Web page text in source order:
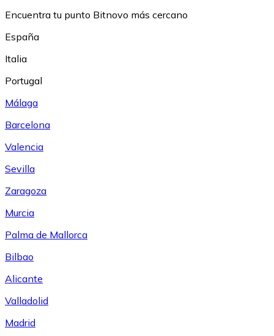
Encuentra tu punto Bitnovo más cercano
España
Italia
Portugal
Málaga
Barcelona
Valencia
Sevilla
Zaragoza
Murcia
Palma de Mallorca
Bilbao
Alicante
Valladolid
Madrid